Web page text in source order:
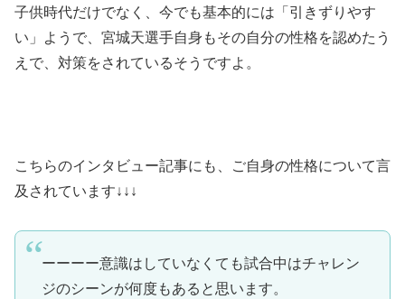
子供時代だけでなく、今でも基本的には「引きずりやす
い」ようで、宮城天選手自身もその自分の性格を認めたう
えで、対策をされているそうですよ。
こちらのインタビュー記事にも、ご自身の性格について言
及されています↓↓↓
ーーーー意識はしていなくても試合中はチャレン
ジのシーンが何度もあると思います。